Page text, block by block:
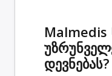
Malmedis
დევნებას?